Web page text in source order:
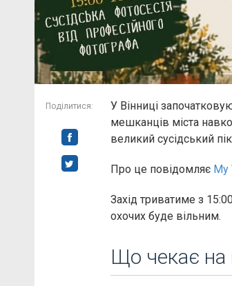
Поділитися:
У Вінниці
мешканців міста
великий сусідський
Про це повідомляє My
Захід триватиме з
охочих буде вільним.
Що чекає на